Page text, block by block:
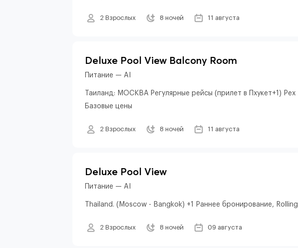
2 Взрослых 8 ночей 11 августа
Deluxe Pool View Balcony Room
Питание — AI
Таиланд: МОСКВА Регулярные рейсы (прилет в Пхукет+1) Pex
Базовые цены
2 Взрослых 8 ночей 11 августа
Deluxe Pool View
Питание — AI
Thailand. (Moscow - Bangkok) +1 Раннее бронирование, Rolling
2 Взрослых 8 ночей 09 августа